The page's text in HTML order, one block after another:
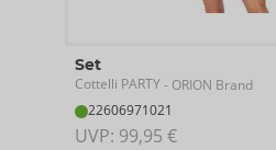
Set
Cottelli PARTY- ORION Brand
22606971021
UVP: 99,95 €